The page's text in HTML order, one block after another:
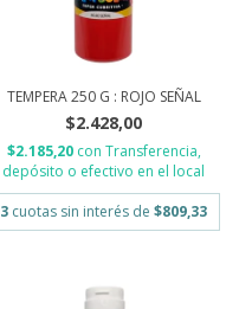
TEMPERA 250 G : ROJO SEÑAL
$2.428,00
$2.185,20 con Transferencia,
depósito o efectivo en el local
3 cuotas sin interés de $809,33